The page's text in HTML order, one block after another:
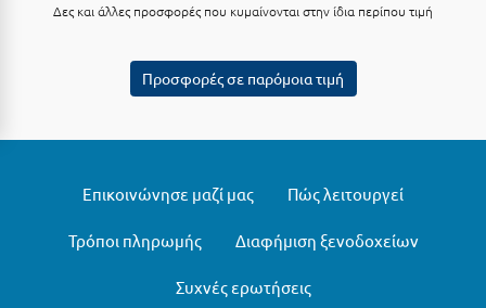
Σπέτσες
Σύμη
Δες και άλλες προσφορές που κυμαίνονται στην ίδια περίπου τιμή
Προσφορές σε παρόμοια τιμή
Επικοινώνησε μαζί μας Πώς λειτουργεί
Τρόποι πληρωμής Διαφήμιση ξενοδοχείων
Συχνές ερωτήσεις